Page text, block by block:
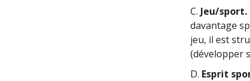
C. Jeu/sport.
davantage
jeu, il est
(développer
D. Esprit